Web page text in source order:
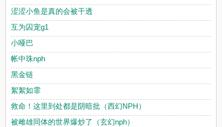
涩涩小鱼是真的会被干透
互为囚宠g1
小哑巴
帐中珠nph
黑金链
絮絮如霏
救命！这里到处都是阴暗批（西幻NPH）
被雌雄同体的世界爆炒了（玄幻nph）